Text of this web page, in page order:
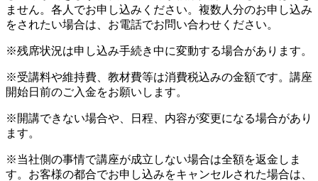
ません。各人でお申し込みください。複数人分のお申し込み
をされたい場合は、お電話でお問い合わせください。
※残席状況は申し込み手続き中に変動する場合があります。
※受講料や維持費、教材費等は消費税込みの金額です。講座
開始日前のご入金をお願いします。
※開講できない場合や、日程、内容が変更になる場合があり
ます。
※当社側の事情で講座が成立しない場合は全額を返金しま
す。お客様の都合でお申し込みをキャンセルされた場合は、